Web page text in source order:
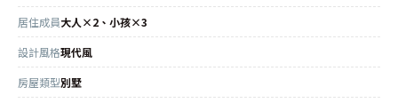
居住成員大人×2、小孩×3
設計風格現代風
房屋類型別墅